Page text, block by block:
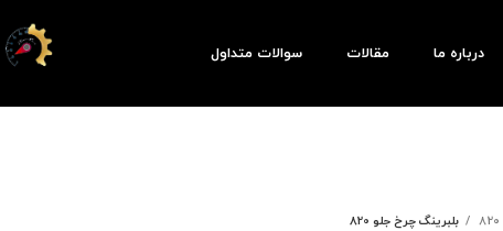
درباره ما مقالات سوالات متداول
بلبرینگ چرخ جلو 820